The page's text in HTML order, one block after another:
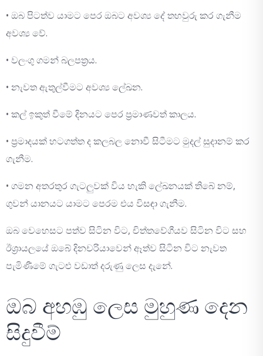
• ඔබ පිටත්ව යාමට පෙර ඔබට අවශ්‍ය දේ තහවුරු කර ගැනීම
අවශ්‍ය වේ.
• වලංගු ගමන් බලපත්‍රය.
• නැවත ඇතුල්වීමට අවශ්‍ය ලේඛන.
• කල් ඉකුත් වීමේ දිනයට පෙර ප්‍රමාණවත් කාලය.
• ප්‍රමාදයක් හටගත්ත ද කලබල නොවී සිටීමට මුදල් සුදානම් කර
ගැනීම.
• ගමන අතරතුර ගැටලුවක් විය හැකි ලේඛනයක් තිබේ නම්,
ගුවන් යානයට යාමට පෙරම එය විසඳා ගැනීම.
ඔබ වෙහෙසට පත්ව සිටින විට, චිත්තවේගීයව සිටින විට සහ
ඊශ්‍රායලයේ ඔබේ දිනචරියාවෙන් ඈත්ව සිටින විට නැවත
පැමිණීමේ ගැටළු වඩාත් දරුණු ලෙස දැනේ.
ඔබ අහඹු ලෙස මුහුණ දෙන
සිදුවීම්